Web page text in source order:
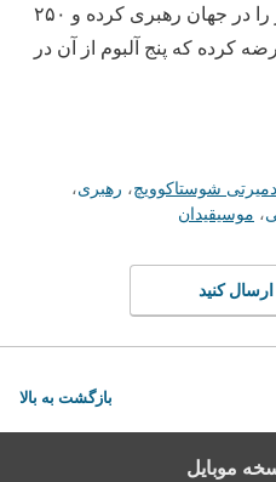
رهبری تاکنون بیش ۱۲۰ ارکستر را در جهان رهبری کرده و ۲۵۰
کرده که پنج آلبوم از آن در
دمیرتی شوستاکوویچ، رهبری،
، موسیقیدان
کنید
بازگشت به بالا
موبایل